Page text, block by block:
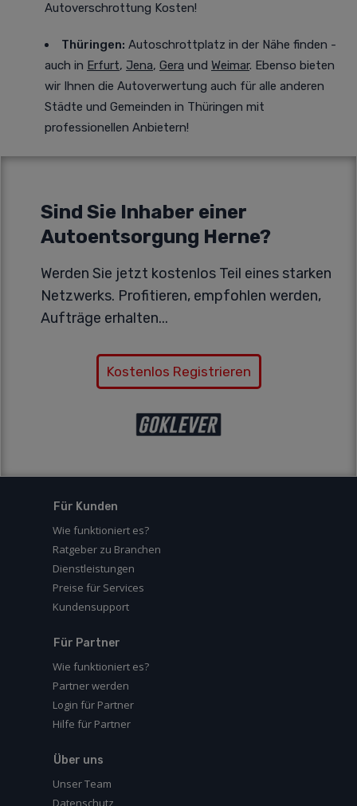
Autoverschrottung Kosten!
Thüringen: Autoschrottplatz in der Nähe finden -
auch in Erfurt, Jena, Gera und Weimar. Ebenso bieten
wir Ihnen die Autoverwertung auch für alle anderen
Städte und Gemeinden in Thüringen mit
professionellen Anbietern!
Sind Sie Inhaber einer
Autoentsorgung Herne?
Werden Sie jetzt kostenlos Teil eines starken
Netzwerks. Profitieren, empfohlen werden,
Aufträge erhalten...
Kostenlos Registrieren
Für Kunden
Wie funktioniert es?
Ratgeber zu Branchen
Dienstleistungen
Preise für Services
Kundensupport
Für Partner
Wie funktioniert es?
Partner werden
Login für Partner
Hilfe für Partner
Über uns
Unser Team
Datenschutz